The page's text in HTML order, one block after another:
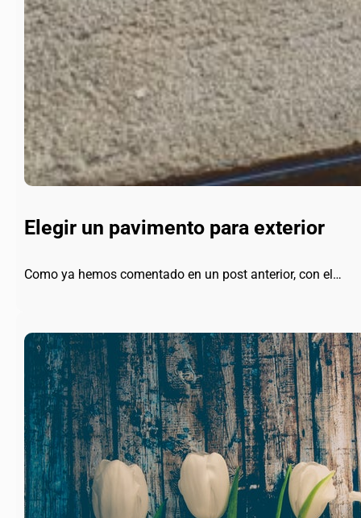
Elegir un pavimento para exterior
Como ya hemos comentado en un post anterior, con el…